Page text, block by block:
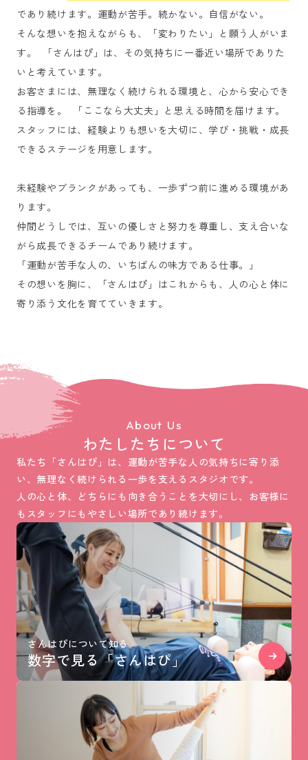
であり続けます。運動が苦手。続かない。自信がない。
そんな想いを抱えながらも、「変わりたい」と願う人がいま
す。 「さんはぴ」は、その気持ちに一番近い場所でありた
いと考えています。
お客さまには、無理なく続けられる環境と、心から安心でき
る指導を。 「ここなら大丈夫」と思える時間を届けます。
スタッフには、経験よりも想いを大切に、学び・挑戦・成長
できるステージを用意します。
未経験やブランクがあっても、一歩ずつ前に進める環境があ
ります。
仲間どうしでは、互いの優しさと努力を尊重し、支え合いな
がら成長できるチームであり続けます。
「運動が苦手な人の、いちばんの味方である仕事。」
その想いを胸に、「さんはぴ」はこれからも、人の心と体に
寄り添う文化を育てていきます。
About Us
わたしたちについて
私たち「さんはぴ」は、運動が苦手な人の気持ちに寄り添
い、無理なく続けられる一歩を支えるスタジオです。
人の心と体、どちらにも向き合うことを大切にし、お客様に
もスタッフにもやさしい場所であり続けます。
さんはぴについて知る
数字で見る「さんはぴ」